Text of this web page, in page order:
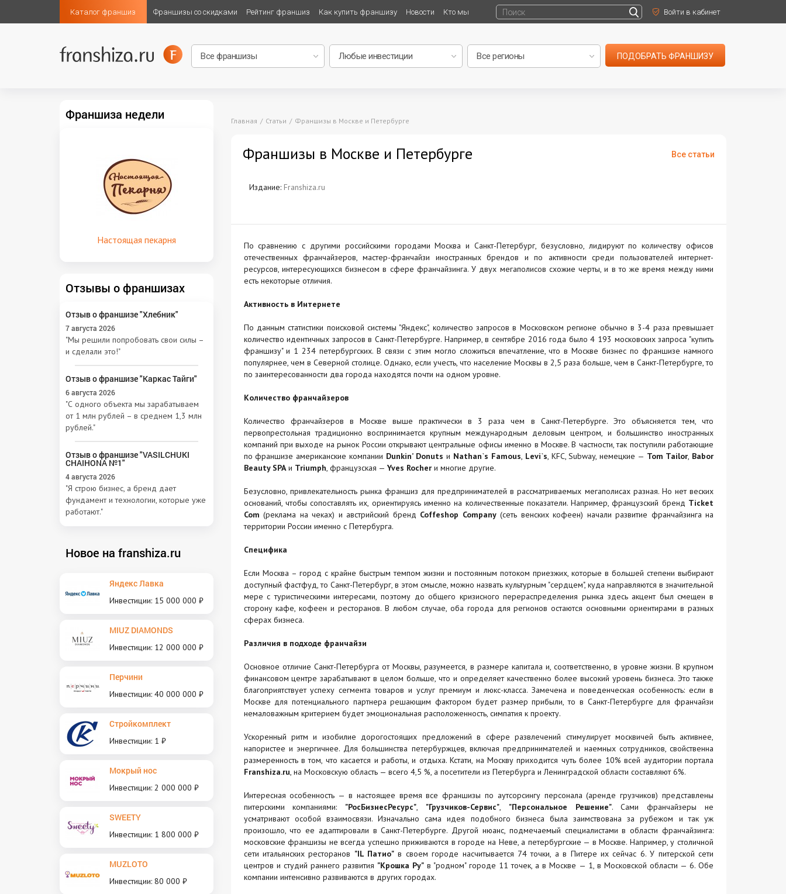
Каталог франшиз Франшизы со скидками Рейтинг франшиз Как купить франшизу Новости Кто мы Войти в кабинет
ПОДОБРАТЬ ФРАНШИЗУ
Главная Статьи Франшизы в Москве и Петербурге
Все статьи
Франшизы в Москве и Петербурге
Издание: Franshiza.ru
По сравнению с другими российскими городами Москва и Санкт-Петербург, безусловно, лидируют по количеству офисов
отечественных франчайзеров, мастер-франчайзи иностранных брендов и по активности среди пользователей интернет-
ресурсов, интересующихся бизнесом в сфере франчайзинга. У двух мегаполисов схожие черты, и в то же время между ними
есть некоторые отличия.
Активность в Интернете
По данным статистики поисковой системы "Яндекс", количество запросов в Московском регионе обычно в 3-4 раза превышает
количество идентичных запросов в Санкт-Петербурге. Например, в сентябре 2016 года было 4 193 московских запроса "купить
франшизу" и 1 234 петербургских. В связи с этим могло сложиться впечатление, что в Москве бизнес по франшизе намного
популярнее, чем в Северной столице. Однако, если учесть, что население Москвы в 2,5 раза больше, чем в Санкт-Петербурге, то
по заинтересованности два города находятся почти на одном уровне.
Количество франчайзеров
Количество франчайзеров в Москве выше практически в 3 раза чем в Санкт-Петербурге. Это объясняется тем, что
первопрестольная традиционно воспринимается крупным международным деловым центром, и большинство иностранных
компаний при выходе на рынок России открывают центральные офисы именно в Москве. В частности, так поступили работающие
по франшизе американские компании Dunkin’ Donuts и Nathan`s Famous Levi`s , KFC, Subway, немецкие — Tom Tailor Babor
Beauty SPAи Triumph , французская — Yves Rocherи многие другие.
Безусловно, привлекательность рынка франшиз для предпринимателей в рассматриваемых мегаполисах разная. Но нет веских
оснований, чтобы сопоставлять их, ориентируясь именно на количественные показатели. Например, французский бренд Ticket
Com (реклама на чеках) и австрийский бренд Coffeshop Company(сеть венских кофеен) начали развитие франчайзинга на
территории России именно с Петербурга.
Специфика
Если Москва – город с крайне быстрым темпом жизни и постоянным потоком приезжих, которые в большей степени выбирают
доступный фастфуд, то Санкт-Петербург, в этом смысле, можно назвать культурным "сердцем", куда направляются в значительной
мере с туристическими интересами, поэтому до общего кризисного перераспределения рынка здесь акцент был смещен в
сторону кафе, кофеен и ресторанов. В любом случае, оба города для регионов остаются основными ориентирами в разных
сферах бизнеса.
Различия в подходе франчайзи
Основное отличие Санкт-Петербурга от Москвы, разумеется, в размере капитала и, соответственно, в уровне жизни. В крупном
финансовом центре зарабатывают в целом больше, что и определяет качественно более высокий уровень бизнеса. Это также
благоприятствует успеху сегмента товаров и услуг премиум и люкс-класса. Замечена и поведенческая особенность: если в
Москве для потенциального партнера решающим фактором будет размер прибыли, то в Санкт-Петербурге для франчайзи
немаловажным критерием будет эмоциональная расположенность, симпатия к проекту.
Ускоренный ритм и изобилие дорогостоящих предложений в сфере развлечений стимулирует москвичей быть активнее,
напористее и энергичнее. Для большинства петербуржцев, включая предпринимателей и наемных сотрудников, свойственна
размеренность в том, что касается и работы, и отдыха. Кстати, на Москву приходится чуть более 10% всей аудитории портала
Franshiza.ru , на Московскую область — всего 4,5 %, а посетители из Петербурга и Ленинградской области составляют 6%.
Интересная особенность — в настоящее время все франшизы по аутсорсингу персонала (аренде грузчиков) представлены
питерскими компаниями: "РосБизнесРесурс" "Грузчиков-Сервис", "Персональное Решение". Сами франчайзеры не
усматривают особой взаимосвязи. Изначально сама идея подобного бизнеса была заимствована за рубежом и так уж
произошло, что ее адаптировали в Санкт-Петербурге. Другой нюанс, подмечаемый специалистами в области франчайзинга:
московские франшизы не всегда успешно приживаются в городе на Неве, а петербургские — в Москве. Например, у столичной
сети итальянских ресторанов "IL Патио" в своем городе насчитывается 74 точки, а в Питере их сейчас 6. У питерской сети
центров и студий раннего развития "Крошка Ру"в "родном" городе 11 точек, а в Москве — 1, в Московской области — 6. Обе
компании интенсивно развиваются в других городах.
Франшиза недели
Настоящая пекарня
Отзывы о франшизах
Отзыв о франшизе "Хлебник"
7 августа 2026
"Мы решили попробовать свои силы –
и сделали это!"
Отзыв о франшизе "Каркас Тайги"
6 августа 2026
"С одного объекта мы зарабатываем
от 1 млн рублей – в среднем 1,3 млн
рублей."
Отзыв о франшизе "VASILCHUKI
CHAIHONA №1"
4 августа 2026
"Я строю бизнес, а бренд дает
фундамент и технологии, которые уже
работают."
Новое на franshiza.ru
Яндекс Лавка
Инвестиции: 15 000 000 ₽
MIUZ DIAMONDS
Инвестиции: 12 000 000 ₽
Перчини
Инвестиции: 40 000 000 ₽
Стройкомплект
Инвестиции: 1 ₽
Мокрый нос
Инвестиции: 2 000 000 ₽
SWEETY
Инвестиции: 1 800 000 ₽
MUZLOTO
Инвестиции: 80 000 ₽